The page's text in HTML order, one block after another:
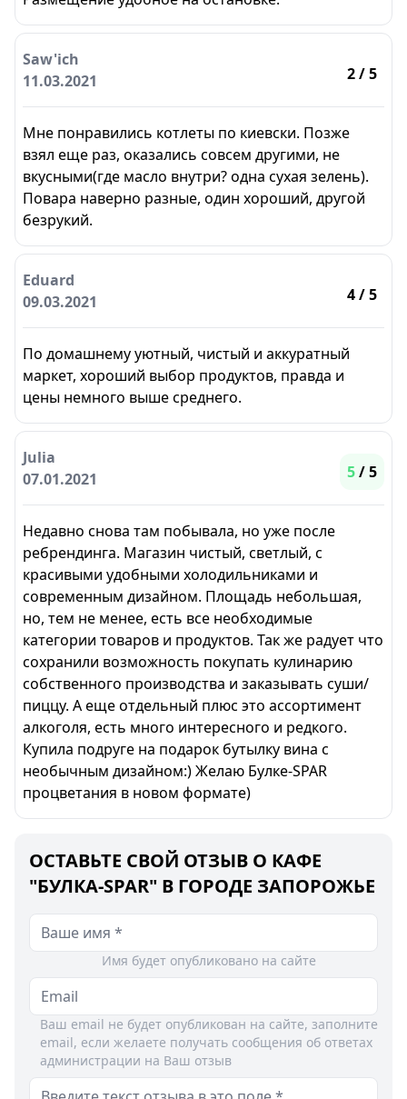
Saw'ich
11.03.2021
2/ 5
Мне понравились котлеты по киевски. Позже
взял еще раз, оказались совсем другими, не
вкусными(где масло внутри? одна сухая зелень).
Повара наверно разные, один хороший, другой
безрукий.
Eduard
09.03.2021
4/ 5
По домашнему уютный, чистый и аккуратный
маркет, хороший выбор продуктов, правда и
цены немного выше среднего.
Julia
07.01.2021
5/ 5
Недавно снова там побывала, но уже после
ребрендинга. Магазин чистый, светлый, с
красивыми удобными холодильниками и
современным дизайном. Площадь небольшая,
но, тем не менее, есть все необходимые
категории товаров и продуктов. Так же радует что
сохранили возможность покупать кулинарию
собственного производства и заказывать суши/
пиццу. А еще отдельный плюс это ассортимент
алкоголя, есть много интересного и редкого.
Купила подруге на подарок бутылку вина с
необычным дизайном:) Желаю Булке-SPAR
процветания в новом формате)
ОСТАВЬТЕ СВОЙ ОТЗЫВ О КАФЕ
"БУЛКА-SPAR" В ГОРОДЕ ЗАПОРОЖЬЕ
Имя будет опубликовано на сайте
Ваш email не будет опубликован на сайте, заполните
email, если желаете получать сообщения об ответах
администрации на Ваш отзыв